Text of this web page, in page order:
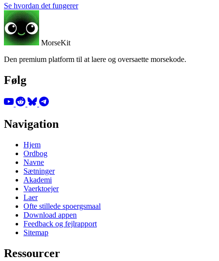
Se hvordan det fungerer
MorseKit
Den premium platform til at laere og oversaette morsekode.
Følg
Navigation
Hjem
Ordbog
Navne
Sætninger
Akademi
Vaerktoejer
Laer
Ofte stillede spoergsmaal
Download appen
Feedback og fejlrapport
Sitemap
Ressourcer